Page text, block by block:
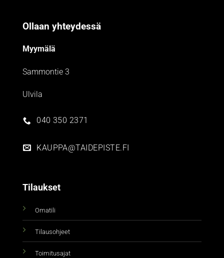
Ollaan yhteydessä
Myymälä
Sammontie 3
Ulvila
040 350 2371
KAUPPA@TAIDEPISTE.FI
Tilaukset
Omatili
Tilausohjeet
Toimitusajat